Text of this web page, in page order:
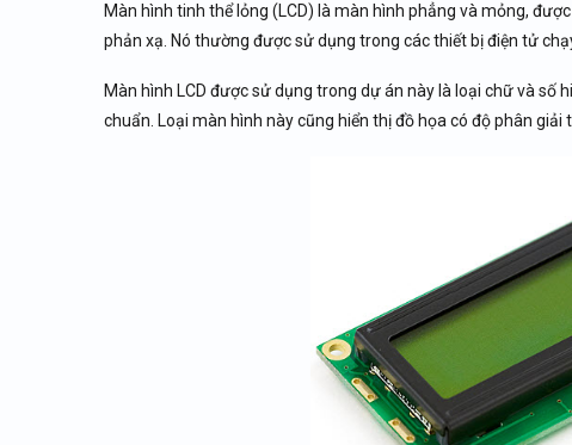
Màn hình tinh thể lỏng (LCD) là màn hình phẳng và mỏng,
phản xạ. Nó thường được sử dụng trong các thiết bị điện tử
Màn hình LCD được sử dụng trong dự án này là loại chữ và số
chuẩn. Loại màn hình này cũng hiển thị đồ họa có độ phân giải